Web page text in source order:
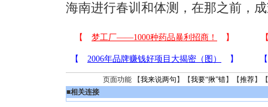
海南进行春训和体测，在那之前，
页面功能 【我来说两句 】【我要“揪”错】【推荐】
■相关连接